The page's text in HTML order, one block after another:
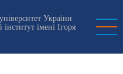
України
імені Ігоря